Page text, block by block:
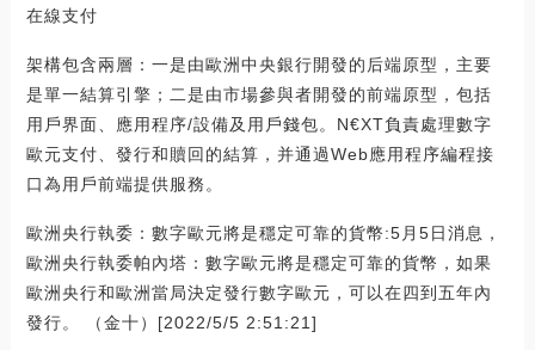
在線支付
架構包含兩層：一是由歐洲中央銀行開發的后端原型，主要
是單一結算引擎；二是由市場參與者開發的前端原型，包括
用戶界面、應用程序/設備及用戶錢包。N€XT負責處理數字
歐元支付、發行和贖回的結算，并通過Web應用程序編程接
口為用戶前端提供服務。
歐洲央行執委：數字歐元將是穩定可靠的貨幣:5月5日消息，
歐洲央行執委帕內塔：數字歐元將是穩定可靠的貨幣，如果
歐洲央行和歐洲當局決定發行數字歐元，可以在四到五年內
發行。 （金十）[2022/5/5 2:51:21]